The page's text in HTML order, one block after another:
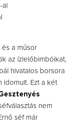
a műsor
az ízlelőbimbóikat,
hivatalos borsora
idomult. Ezt a két
nem
séf már